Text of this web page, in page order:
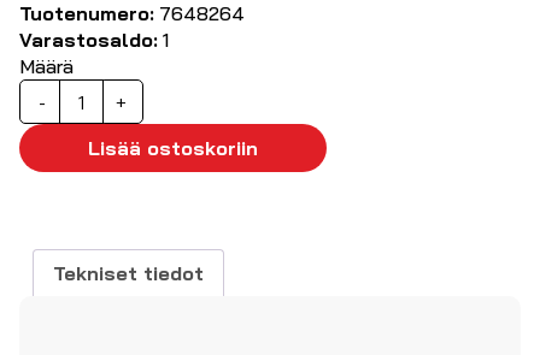
Tuotenumero: 7648264
Varastosaldo: 1
Määrä
-
Fluke
TP165X
Mittapää
testinapilla
+
Lisää ostoskoriin
Tekniset tiedot